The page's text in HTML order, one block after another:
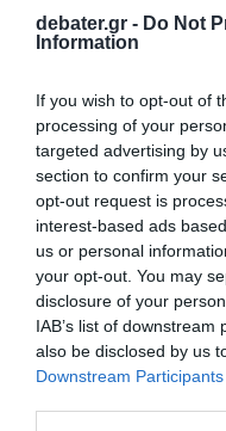
debater.gr - Do Not
Information
If you wish to opt-out of
processing of your
targeted advertising by
section to confirm your
opt-out request is
interest-based ads
us or personal
your opt-out. You may
disclosure of your
IAB’s list of
also be disclosed by us
Downstream Participants